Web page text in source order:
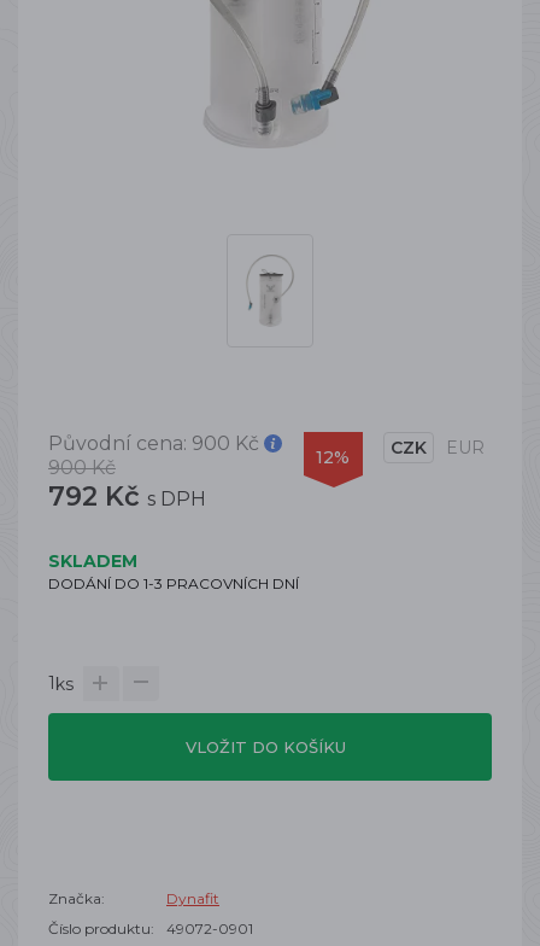
Původní cena: 900 Kč
900 Kč
792 Kč s DPH
12% CZK EUR
SKLADEM
DODÁNÍ DO 1-3 PRACOVNÍCH DNÍ
1ks
VLOŽIT DO KOŠÍKU
Značka:
Dynafit
Číslo produktu:
49072-0901